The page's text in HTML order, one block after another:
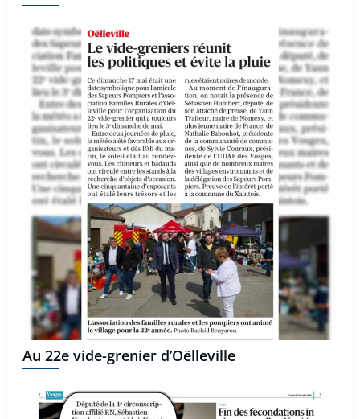
Au 22e vide-grenier d’Oëlleville